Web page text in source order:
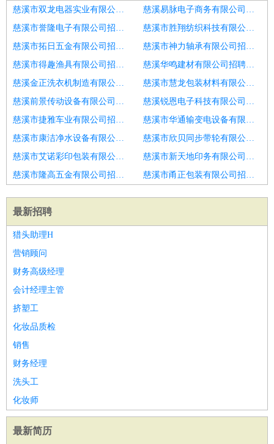
慈溪市双龙电器实业有限公司招聘后厨
慈溪易脉电子商务有限公司招聘后厨
慈溪市誉隆电子有限公司招聘后厨
慈溪市胜翔纺织科技有限公司招聘新餐饮热招中包吃住保底四千多
慈溪市拓日五金有限公司招聘后厨
慈溪市神力轴承有限公司招聘潍坊市招聘后厨6
慈溪市得趣渔具有限公司招聘潍坊市招聘后厨6
慈溪华鸣建材有限公司招聘后厨
慈溪金正洗衣机制造有限公司招聘后厨
慈溪市慧龙包装材料有限公司招聘后厨
慈溪前景传动设备有限公司招聘后厨
慈溪锐恩电子科技有限公司招聘后厨
慈溪市捷雅车业有限公司招聘泰安市招聘后厨3
慈溪市华通输变电设备有限公司招聘餐饮其他
慈溪市康洁净水设备有限公司招聘后厨
慈溪市欣贝同步带轮有限公司招聘后厨操作
慈溪市艾诺彩印包装有限公司招聘后厨
慈溪市新天地印务有限公司招聘后厨
慈溪市隆高五金有限公司招聘后厨操作
慈溪市甬正包装有限公司招聘后厨
最新招聘
猎头助理H
营销顾问
财务高级经理
会计经理主管
挤塑工
化妆品质检
销售
财务经理
洗头工
化妆师
最新简历